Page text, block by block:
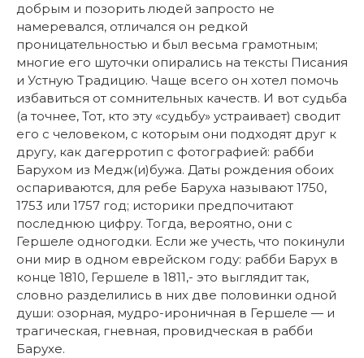
добрым и позорить людей запросто не
намеревался, отличался он редкой
проницательностью и был весьма грамотным;
многие его шуточки опирались на тексты Писания
и Устную Традицию. Чаще всего он хотел помочь
избавиться от сомнительных качеств. И вот судьба
(а точнее, Тот, кто эту «судьбу» устраивает) сводит
его с человеком, с которым они подходят друг к
другу, как дагерротип с фотографией: рабби
Барухом из Медж(и)бужа. Даты рождения обоих
оспариваются, для ребе Баруха называют 1750,
1753 или 1757 год; историки предпочитают
последнюю цифру. Тогда, вероятно, они с
Гершеле одногодки. Если же учесть, что покинули
они мир в одном еврейском году: рабби Барух в
конце 1810, Гершеле в 1811,- это выглядит так,
словно разделились в них две половинки одной
души: озорная, мудро-ироничная в Гершеле — и
трагическая, гневная, провидческая в рабби
Барухе.